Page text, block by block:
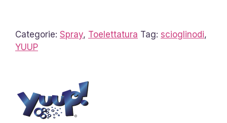
Categorie: Spray, Toelettatura Tag: scioglinodi,
YUUP